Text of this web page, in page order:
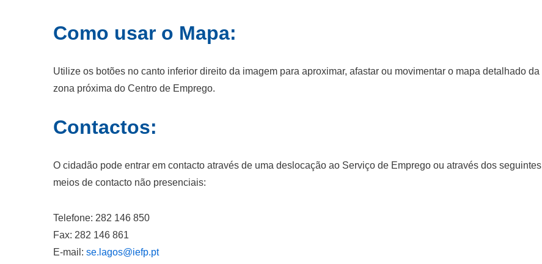
Como usar o Mapa:
Utilize os botões no canto inferior direito da imagem para aproximar, afastar ou movimentar o mapa detalhado da
zona próxima do Centro de Emprego.
Contactos:
O cidadão pode entrar em contacto através de uma deslocação ao Serviço de Emprego ou através dos seguintes
meios de contacto não presenciais:
Telefone: 282 146 850
Fax: 282 146 861
E-mail: se.lagos@iefp.pt